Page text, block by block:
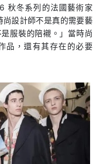
秋冬系列的法國藝術家
設計師不是真的需要藝
服裝的陪襯。」當時尚
品，還有其存在的必要